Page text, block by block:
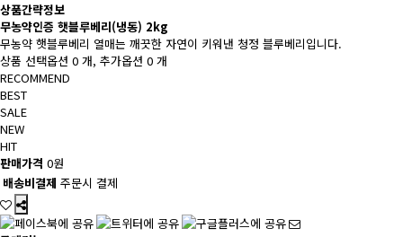
상품간략정보
무농약인증 햇블루베리(냉동) 2kg
무농약 햇블루베리 열매는 깨끗한 자연이 키워낸 청정 블루베리입니다.
상품 선택옵션 0 개, 추가옵션 0 개
RECOMMEND
BEST
SALE
NEW
HIT
판매가격 0원
배송비결제 주문시 결제